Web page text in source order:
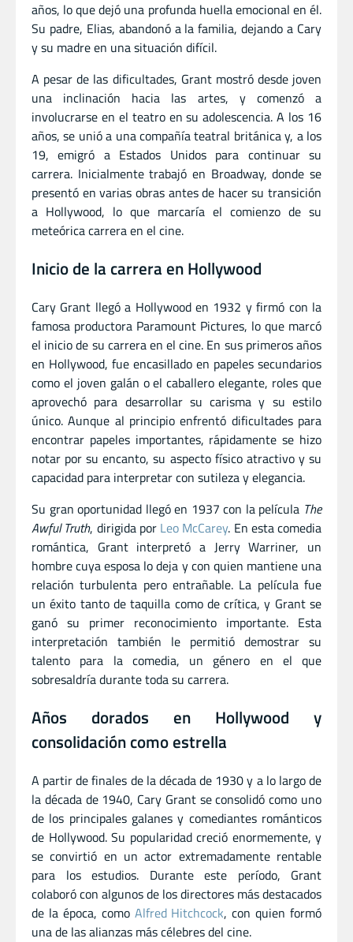
años, lo que dejó una profunda huella emocional en él.
Su padre, Elias, abandonó a la familia, dejando a Cary
y su madre en una situación difícil.
A pesar de las dificultades, Grant mostró desde joven
una inclinación hacia las artes, y comenzó a
involucrarse en el teatro en su adolescencia. A los 16
años, se unió a una compañía teatral británica y, a los
19, emigró a Estados Unidos para continuar su
carrera. Inicialmente trabajó en Broadway, donde se
presentó en varias obras antes de hacer su transición
a Hollywood, lo que marcaría el comienzo de su
meteórica carrera en el cine.
Inicio de la carrera en Hollywood
Cary Grant llegó a Hollywood en 1932 y firmó con la
famosa productora Paramount Pictures, lo que marcó
el inicio de su carrera en el cine. En sus primeros años
en Hollywood, fue encasillado en papeles secundarios
como el joven galán o el caballero elegante, roles que
aprovechó para desarrollar su carisma y su estilo
único. Aunque al principio enfrentó dificultades para
encontrar papeles importantes, rápidamente se hizo
notar por su encanto, su aspecto físico atractivo y su
capacidad para interpretar con sutileza y elegancia.
Su gran oportunidad llegó en 1937 con la película The
Awful Truth, dirigida por Leo McCarey. En esta comedia
romántica, Grant interpretó a Jerry Warriner, un
hombre cuya esposa lo deja y con quien mantiene una
relación turbulenta pero entrañable. La película fue
un éxito tanto de taquilla como de crítica, y Grant se
ganó su primer reconocimiento importante. Esta
interpretación también le permitió demostrar su
talento para la comedia, un género en el que
sobresaldría durante toda su carrera.
Años dorados en Hollywood y
consolidación como estrella
A partir de finales de la década de 1930 y a lo largo de
la década de 1940, Cary Grant se consolidó como uno
de los principales galanes y comediantes románticos
de Hollywood. Su popularidad creció enormemente, y
se convirtió en un actor extremadamente rentable
para los estudios. Durante este período, Grant
colaboró con algunos de los directores más destacados
de la época, como Alfred Hitchcock, con quien formó
una de las alianzas más célebres del cine.